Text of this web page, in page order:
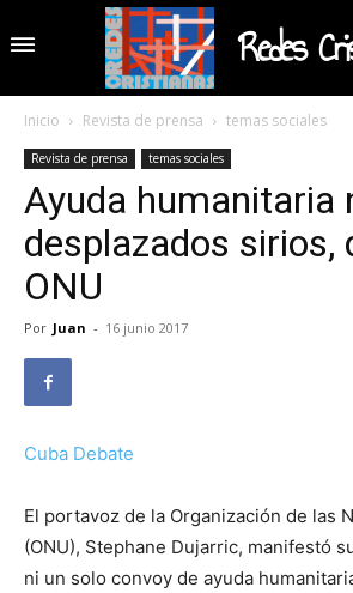
Redes
Inicio Revista de prensa temas sociales
Revista de prensa temas sociales
Ayuda humanitaria
desplazados sirios,
ONU
Por Juan - 16 junio 2017
Cuba Debate
El portavoz de la Organización de las
(ONU), Stephane Dujarric, manifestó
ni un solo convoy de ayuda